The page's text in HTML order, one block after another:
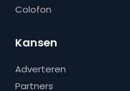
Colofon
Kansen
Adverteren
Partners